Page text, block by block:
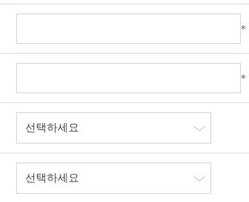
*
*
선택하세요
선택하세요